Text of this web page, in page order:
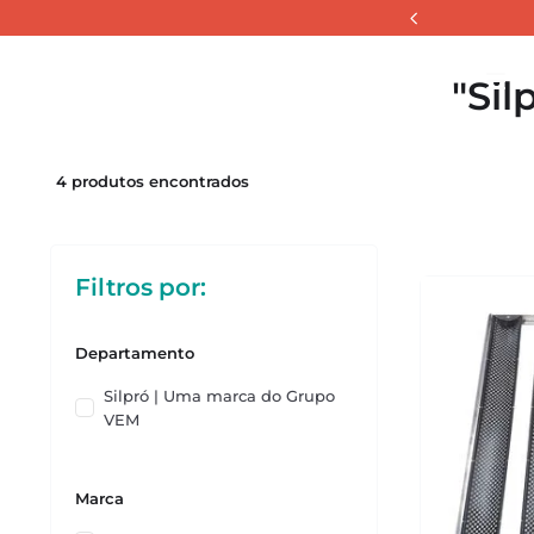
4 produtos
Filtros
Departamento
Silpró | Uma marca do Grupo
VEM
Marca